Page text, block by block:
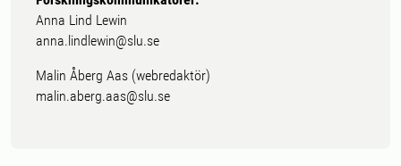
Anna Lind Lewin
anna.lindlewin@slu.se
Malin Åberg Aas (webredaktör)
malin.aberg.aas@slu.se